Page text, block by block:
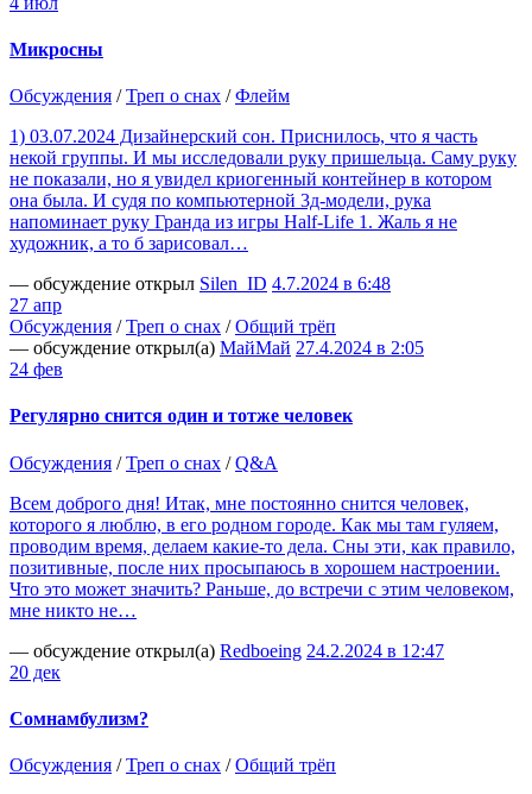
Микросны
Обсуждения /Треп о снах /Флейм
1) 03.07.2024 Дизайнерский сон. Приснилось, что я часть
некой группы. И мы исследовали руку пришельца. Саму руку
не показали, но я увидел криогенный контейнер в котором
она была. И судя по компьютерной 3д-модели, рука
напоминает руку Гранда из игры Half-Life 1. Жаль я не
художник, а то б зарисовал…
— обсуждение открыл Silen_ID 4.7.2024 в 6:48
27 апр
Обсуждения /Треп о снах /Общий трёп
— обсуждение открыл(а) МайМай 27.4.2024 в 2:05
24 фев
Регулярно снится один и тотже человек
Обсуждения /Треп о снах /Q&A
Всем доброго дня! Итак, мне постоянно снится человек,
которого я люблю, в его родном городе. Как мы там гуляем,
проводим время, делаем какие-то дела. Сны эти, как правило,
позитивные, после них просыпаюсь в хорошем настроении.
Что это может значить? Раньше, до встречи с этим человеком,
мне никто не…
— обсуждение открыл(а) Redboeing 24.2.2024 в 12:47
20 дек
Сомнамбулизм?
Обсуждения /Треп о снах /Общий трёп